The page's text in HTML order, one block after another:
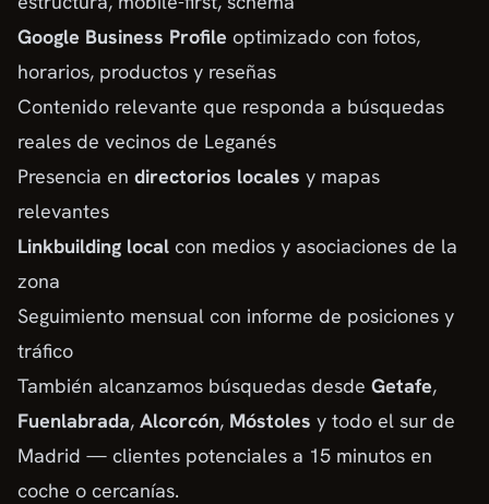
Google Business Profile optimizado con fotos,
horarios, productos y reseñas
Contenido relevante que responda a búsquedas
reales de vecinos de Leganés
Presencia en directorios locales y mapas
relevantes
Linkbuilding local con medios y asociaciones de la
zona
Seguimiento mensual con informe de posiciones y
tráfico
También alcanzamos búsquedas desde Getafe,
Fuenlabrada, Alcorcón, Móstoles y todo el sur de
Madrid — clientes potenciales a 15 minutos en
coche o cercanías.